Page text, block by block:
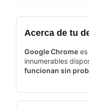
Acerca de tu
Google Chrome
innumerables
funcionan sin
artículos, ver